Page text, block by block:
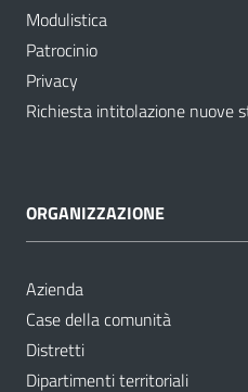
Modulistica
Patrocinio
Privacy
Richiesta intitolazione nuove
ORGANIZZAZIONE
Azienda
Case della comunità
Distretti
Dipartimenti territoriali